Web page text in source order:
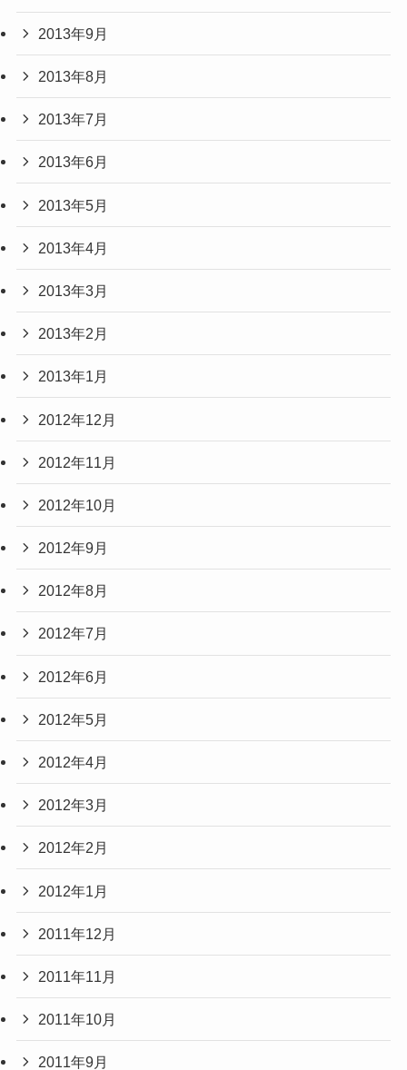
2013年9月
2013年8月
2013年7月
2013年6月
2013年5月
2013年4月
2013年3月
2013年2月
2013年1月
2012年12月
2012年11月
2012年10月
2012年9月
2012年8月
2012年7月
2012年6月
2012年5月
2012年4月
2012年3月
2012年2月
2012年1月
2011年12月
2011年11月
2011年10月
2011年9月